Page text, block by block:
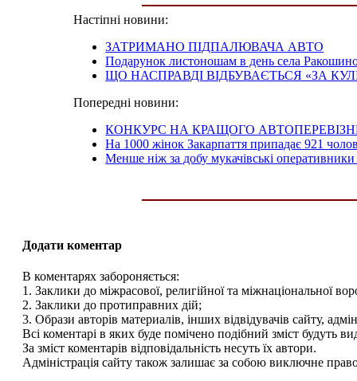
Настіпні новини:
ЗАТРИМАНО ПІДПАЛЮВАЧА АВТО
Подарунок листоношам в день села
ЩО НАСПРАВДІ ВІДБУВАЄТЬСЯ «ЗА
Попередні новини:
КОНКУРС НА КРАЩОГО
На 1000 жінок Закарпаття припадає 921
Менше ніж за добу мукачівські
Додати коментар
В коментарях забороняється:
1. Заклики до міжрасової, религійної та міжнаціональної
2. Заклики до протиправних дій;
3. Образи авторів материалів, інших відвідувачів сайту,
Всі коментарі в яких буде помічено подібний зміст будуть
За зміст коментарів відповідальність несуть їх автори.
Адміністрація сайту також залишає за собою виключне